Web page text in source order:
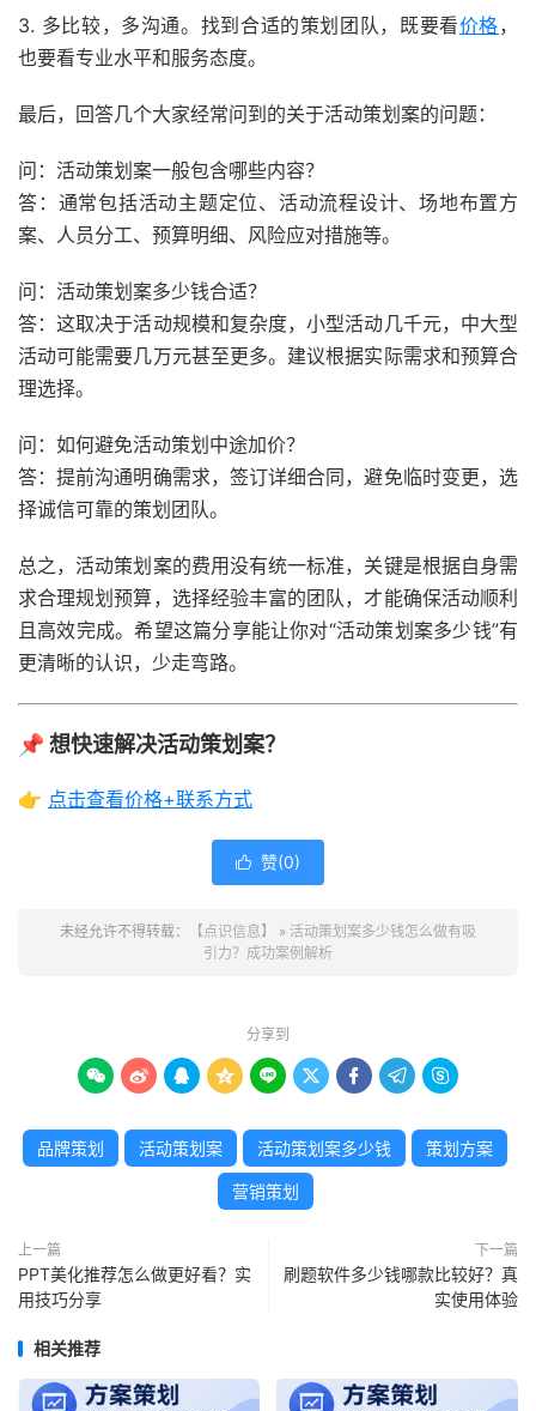
3. 多比较，多沟通。找到合适的策划团队，既要看价格，
也要看专业水平和服务态度。
最后，回答几个大家经常问到的关于活动策划案的问题：
问：活动策划案一般包含哪些内容？
答：通常包括活动主题定位、活动流程设计、场地布置方
案、人员分工、预算明细、风险应对措施等。
问：活动策划案多少钱合适？
答：这取决于活动规模和复杂度，小型活动几千元，中大型
活动可能需要几万元甚至更多。建议根据实际需求和预算合
理选择。
问：如何避免活动策划中途加价？
答：提前沟通明确需求，签订详细合同，避免临时变更，选
择诚信可靠的策划团队。
总之，活动策划案的费用没有统一标准，关键是根据自身需
求合理规划预算，选择经验丰富的团队，才能确保活动顺利
且高效完成。希望这篇分享能让你对“活动策划案多少钱”有
更清晰的认识，少走弯路。
📌 想快速解决活动策划案？
👉 点击查看价格+联系方式
 赞(0)
未经允许不得转载： 【点识信息】 » 活动策划案多少钱怎么做有吸
引力？成功案例解析
分享到
        
品牌策划 活动策划案 活动策划案多少钱 策划方案
营销策划
上一篇
PPT美化推荐怎么做更好看？实
用技巧分享
下一篇
刷题软件多少钱哪款比较好？真
实使用体验
相关推荐